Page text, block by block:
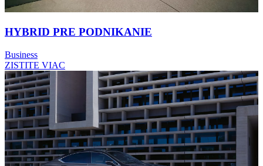
HYBRID PRE PODNIKANIE
Business
ZISTITE VIAC